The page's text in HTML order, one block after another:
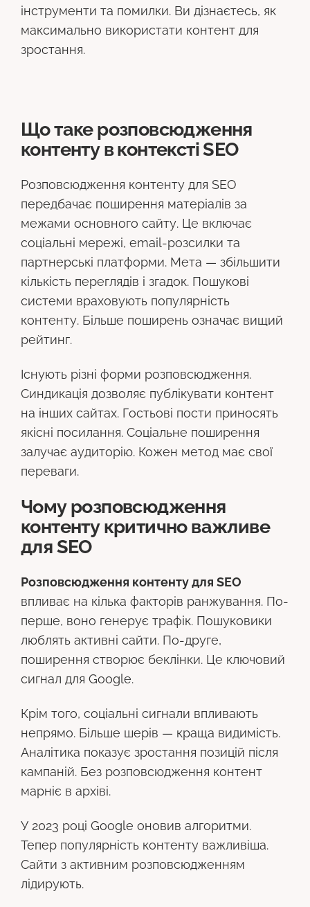
інструменти та помилки. Ви дізнаєтесь, як
максимально використати контент для
зростання.
Що таке розповсюдження
контенту в контексті SEO
Розповсюдження контенту для SEO
передбачає поширення матеріалів за
межами основного сайту. Це включає
соціальні мережі, email-розсилки та
партнерські платформи. Мета — збільшити
кількість переглядів і згадок. Пошукові
системи враховують популярність
контенту. Більше поширень означає вищий
рейтинг.
Існують різні форми розповсюдження.
Синдикація дозволяє публікувати контент
на інших сайтах. Гостьові пости приносять
якісні посилання. Соціальне поширення
залучає аудиторію. Кожен метод має свої
переваги.
Чому розповсюдження
контенту критично важливе
для SEO
Розповсюдження контенту для SEO
впливає на кілька факторів ранжування. По-
перше, воно генерує трафік. Пошуковики
люблять активні сайти. По-друге,
поширення створює беклінки. Це ключовий
сигнал для Google.
Крім того, соціальні сигнали впливають
непрямо. Більше шерів — краща видимість.
Аналітика показує зростання позицій після
кампаній. Без розповсюдження контент
марніє в архіві.
У 2023 році Google оновив алгоритми.
Тепер популярність контенту важливіша.
Сайти з активним розповсюдженням
лідирують.